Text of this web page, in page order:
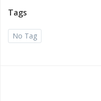
Tags
No Tag